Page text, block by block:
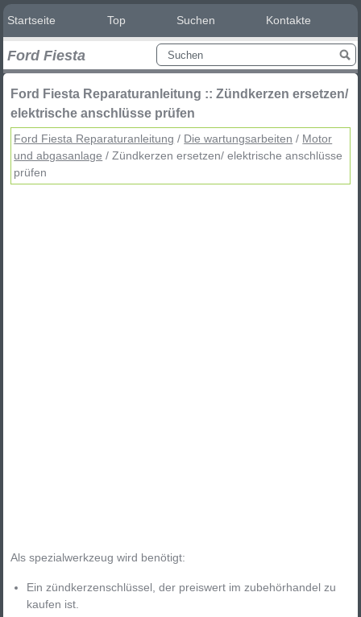
Startseite Top Suchen Kontakte
Ford Fiesta
Ford Fiesta Reparaturanleitung :: Zündkerzen ersetzen/
elektrische anschlüsse prüfen
Ford Fiesta Reparaturanleitung / Die wartungsarbeiten / Motor
und abgasanlage / Zündkerzen ersetzen/ elektrische anschlüsse
prüfen
Als spezialwerkzeug wird benötigt:
Ein zündkerzenschlüssel, der preiswert im zubehörhandel zu
kaufen ist.